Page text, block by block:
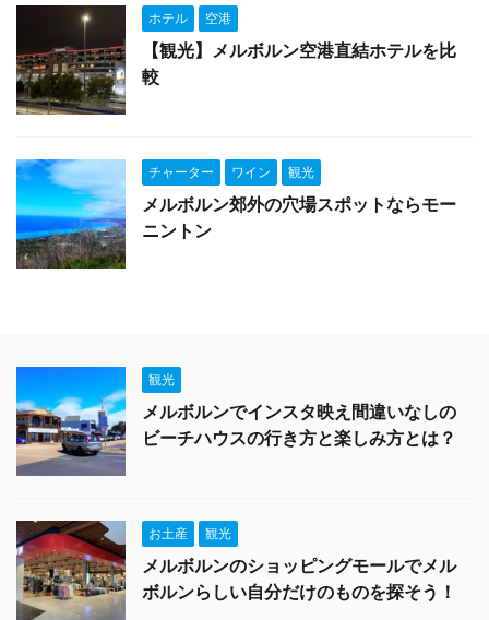
ホテル 空港
【観光】メルボルン空港直結ホテルを比
較
チャーター ワイン 観光
メルボルン郊外の穴場スポットならモー
ニントン
観光
メルボルンでインスタ映え間違いなしの
ビーチハウスの行き方と楽しみ方とは？
お土産 観光
メルボルンのショッピングモールでメル
ボルンらしい自分だけのものを探そう！